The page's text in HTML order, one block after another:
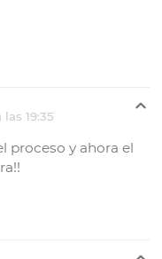
19:35
proceso y ahora el